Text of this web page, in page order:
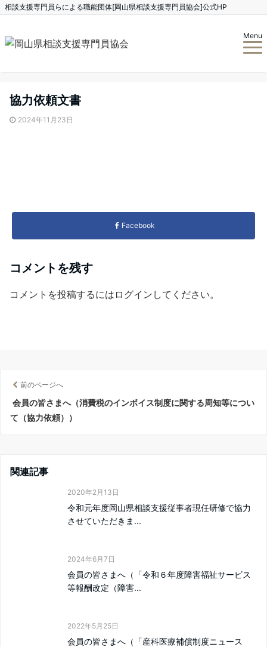
相談支援専門員らによる職能団体[岡山県相談支援専門員協会]公式HP
Menu
協力依頼文書
2024年11月23日
Facebook
コメントを残す
コメントを投稿するには ログイン してください。
前のページへ
会員の皆さまへ（消費税のインボイス制度に関する周知等につい
て（協力依頼））
関連記事
2020年2月13日
令和元年度岡山県相談支援従事者現任研修で協力
させていただきま...
2024年6月7日
会員の皆さまへ（「令和６年度障害福祉サービス
等報酬改定（障害...
2022年5月25日
会員の皆さまへ（「産科医療補償制度ニュース